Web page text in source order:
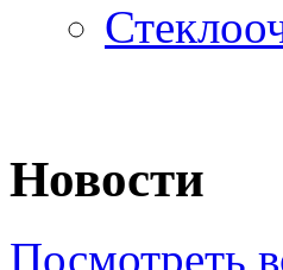
Новости
Посмотреть